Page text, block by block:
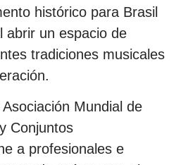
histórico para Brasil
abrir un espacio de
tradiciones musicales
Mundial de
Conjuntos
a profesionales e